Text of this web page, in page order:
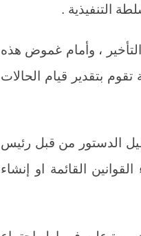
التنفيذية .
، وأمام غموض هذه
تقوم بتقدير قيام الحالات
الدستور من قبل رئيس
القائمة او إنشاء